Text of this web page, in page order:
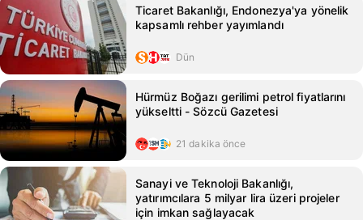
Ticaret Bakanlığı, Endonezya'ya yönelik
kapsamlı rehber yayımlandı
Dün
Hürmüz Boğazı gerilimi petrol fiyatlarını
yükseltti - Sözcü Gazetesi
21 dakika önce
Sanayi ve Teknoloji Bakanlığı,
yatırımcılara 5 milyar lira üzeri projeler
için imkan sağlayacak